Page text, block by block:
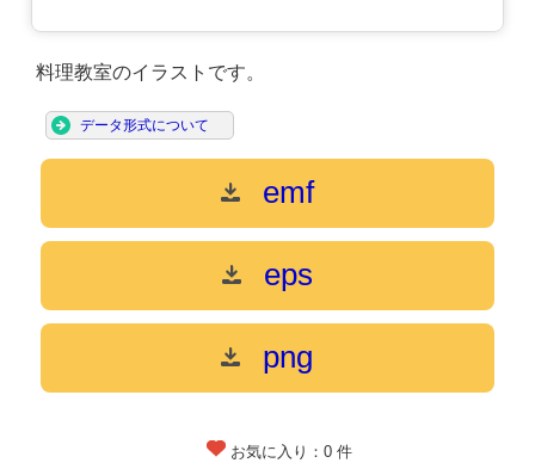
料理教室のイラストです。
データ形式について
emf
eps
png
お気に入り：0 件